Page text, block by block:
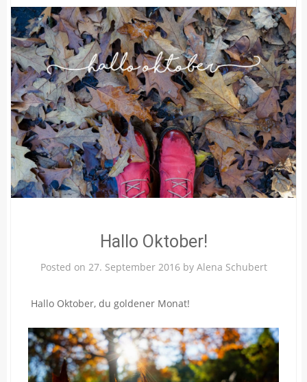
Hallo Oktober!
Posted on 27. September 2016by Alena Schubert
Hallo Oktober, du goldener Monat!